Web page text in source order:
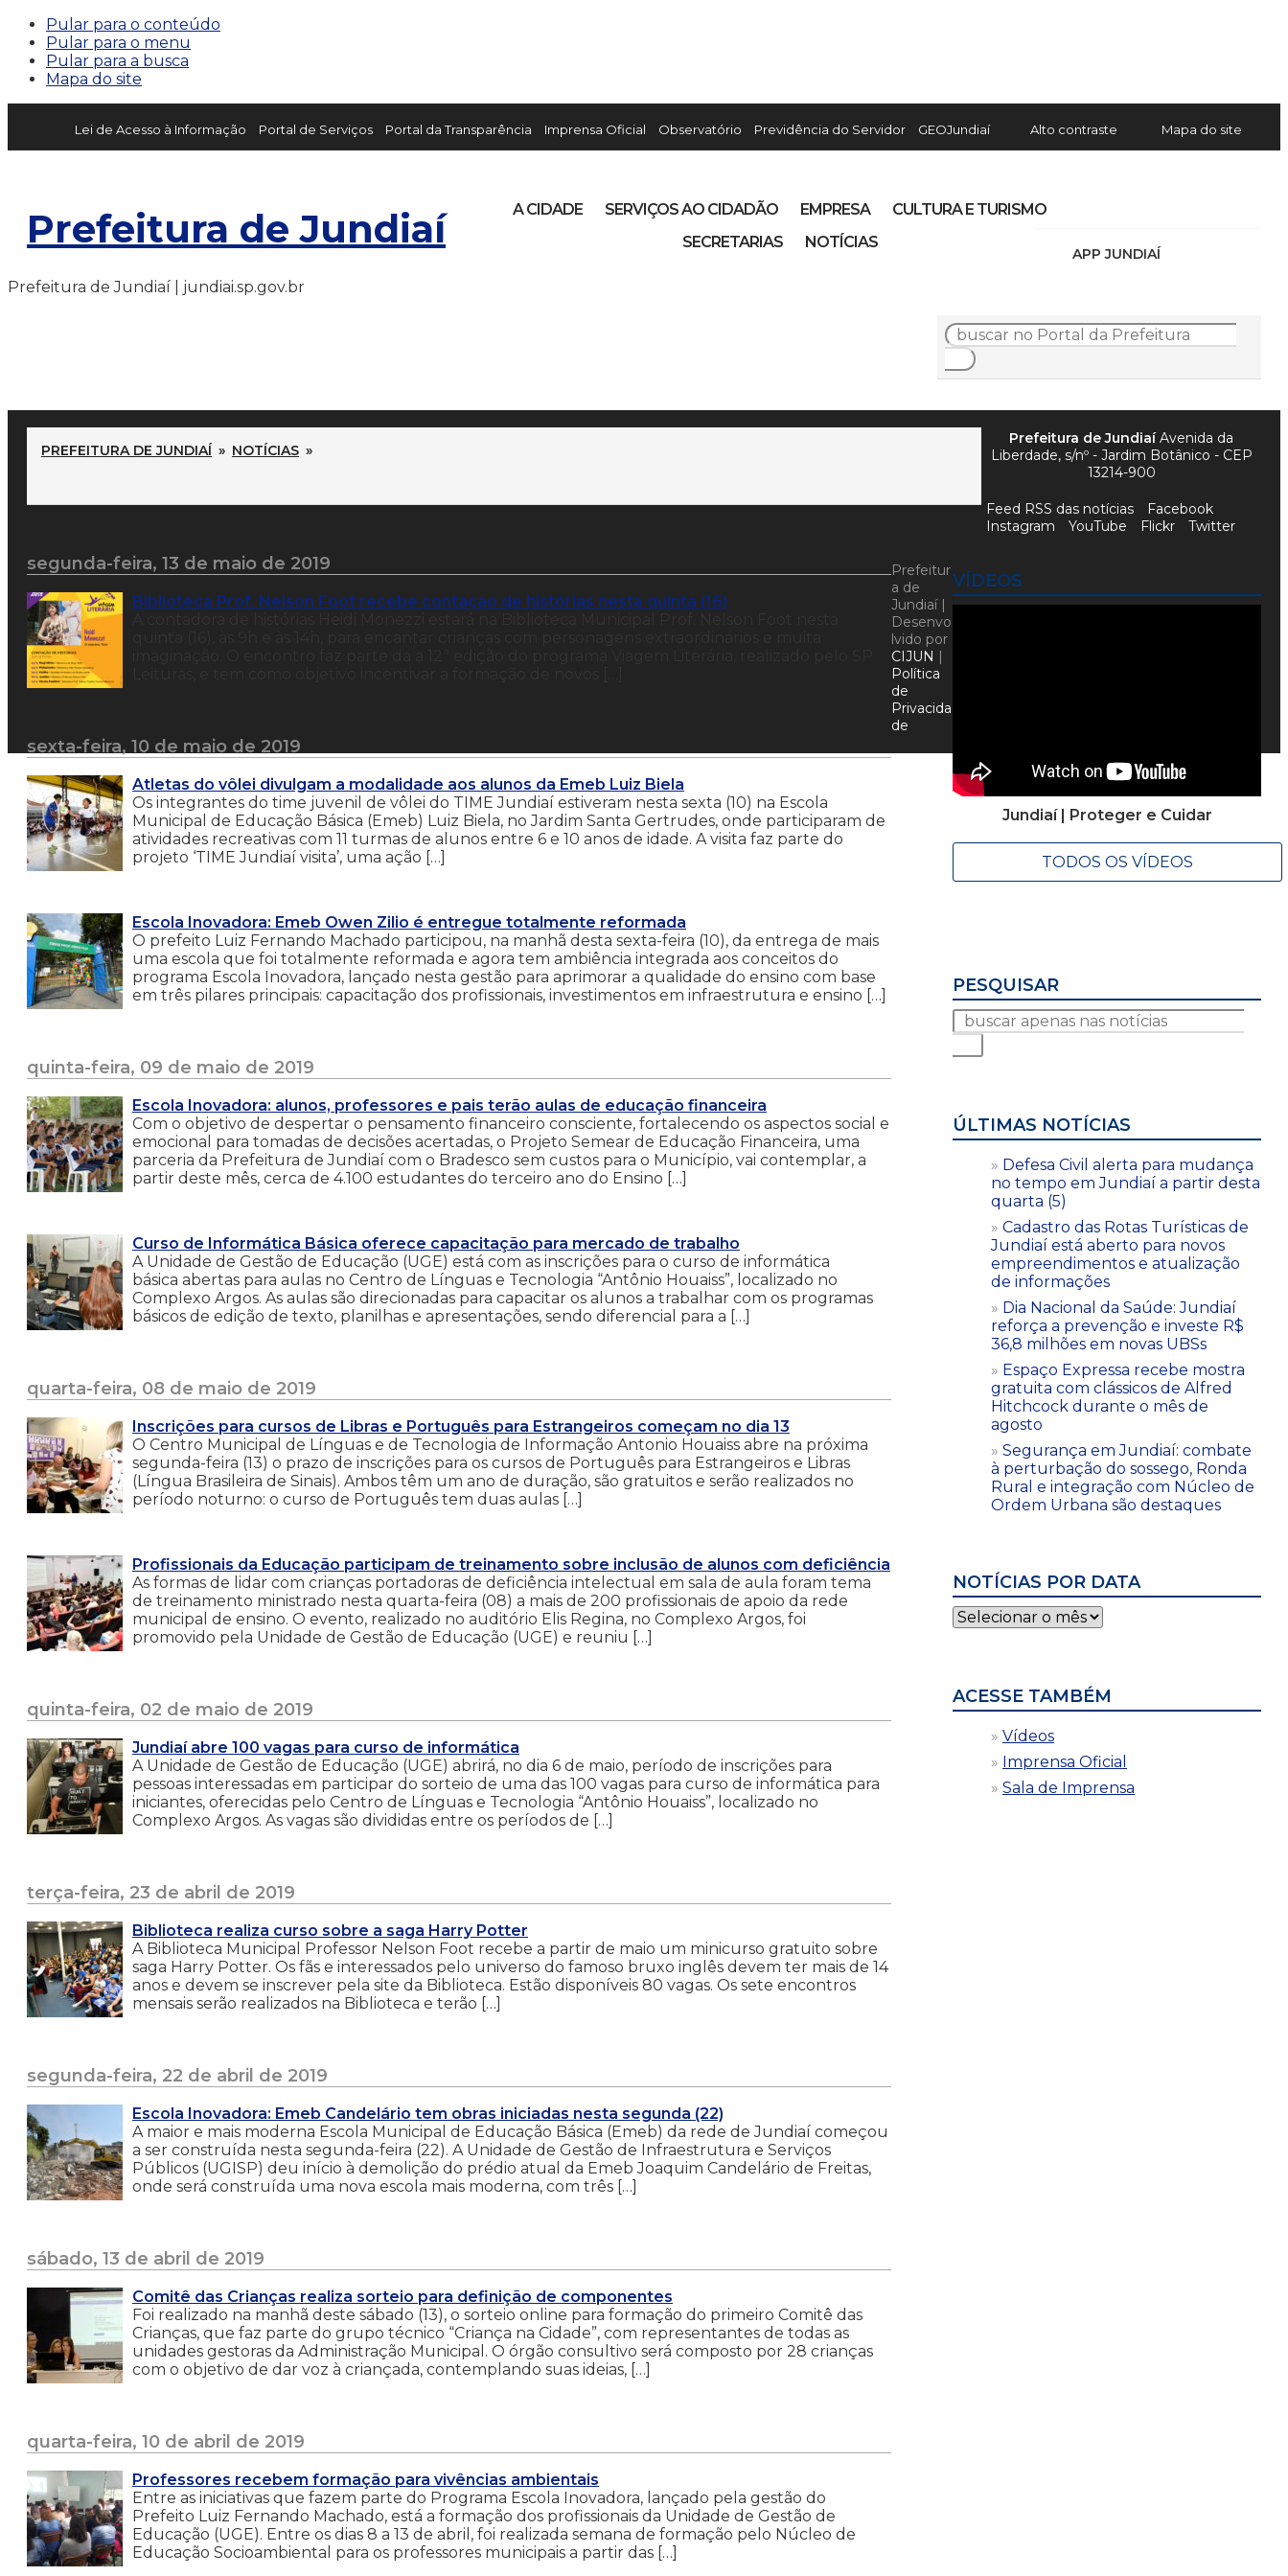
Pular para o conteúdo
Pular para o menu
Pular para a busca
Mapa do site
Lei de Acesso à Informação Portal de Serviços Portal da Transparência Imprensa Oficial Observatório Previdência do Servidor GEOJundiaí Alto contraste Mapa do site
Prefeitura de Jundiaí
APP JUNDIAÍ
A CIDADE SERVIÇOS AO CIDADÃO EMPRESA
CULTURA E TURISMO
SECRETARIAS
NOTÍCIAS
Prefeitura de Jundiaí | jundiai.sp.gov.br
PREFEITURA DE JUNDIAÍ » NOTÍCIAS »
segunda-feira, 13 de maio de 2019
Biblioteca Prof. Nelson Foot recebe contação de histórias nesta quinta (16)
sexta-feira, 10 de maio de 2019
Atletas do vôlei divulgam a modalidade aos alunos da Emeb Luiz Biela
Os integrantes do time juvenil de vôlei do TIME Jundiaí estiveram nesta sexta (10) na Escola
Municipal de Educação Básica (Emeb) Luiz Biela, no Jardim Santa Gertrudes, onde participaram de
atividades recreativas com 11 turmas de alunos entre 6 e 10 anos de idade. A visita faz parte do
projeto ‘TIME Jundiaí visita’, uma ação […]
Escola Inovadora: Emeb Owen Zilio é entregue totalmente reformada
O prefeito Luiz Fernando Machado participou, na manhã desta sexta-feira (10), da entrega de mais
uma escola que foi totalmente reformada e agora tem ambiência integrada aos conceitos do
programa Escola Inovadora, lançado nesta gestão para aprimorar a qualidade do ensino com base
em três pilares principais: capacitação dos profissionais, investimentos em infraestrutura e ensino […]
quinta-feira, 09 de maio de 2019
Escola Inovadora: alunos, professores e pais terão aulas de educação financeira
Com o objetivo de despertar o pensamento financeiro consciente, fortalecendo os aspectos social e
emocional para tomadas de decisões acertadas, o Projeto Semear de Educação Financeira, uma
parceria da Prefeitura de Jundiaí com o Bradesco sem custos para o Município, vai contemplar, a
partir deste mês, cerca de 4.100 estudantes do terceiro ano do Ensino […]
Curso de Informática Básica oferece capacitação para mercado de trabalho
A Unidade de Gestão de Educação (UGE) está com as inscrições para o curso de informática
básica abertas para aulas no Centro de Línguas e Tecnologia “Antônio Houaiss”, localizado no
Complexo Argos. As aulas são direcionadas para capacitar os alunos a trabalhar com os programas
básicos de edição de texto, planilhas e apresentações, sendo diferencial para a […]
quarta-feira, 08 de maio de 2019
Inscrições para cursos de Libras e Português para Estrangeiros começam no dia 13
O Centro Municipal de Línguas e de Tecnologia de Informação Antonio Houaiss abre na próxima
segunda-feira (13) o prazo de inscrições para os cursos de Português para Estrangeiros e Libras
(Língua Brasileira de Sinais). Ambos têm um ano de duração, são gratuitos e serão realizados no
período noturno: o curso de Português tem duas aulas […]
Profissionais da Educação participam de treinamento sobre inclusão de alunos com deficiência
As formas de lidar com crianças portadoras de deficiência intelectual em sala de aula foram tema
de treinamento ministrado nesta quarta-feira (08) a mais de 200 profissionais de apoio da rede
municipal de ensino. O evento, realizado no auditório Elis Regina, no Complexo Argos, foi
promovido pela Unidade de Gestão de Educação (UGE) e reuniu […]
quinta-feira, 02 de maio de 2019
Jundiaí abre 100 vagas para curso de informática
A Unidade de Gestão de Educação (UGE) abrirá, no dia 6 de maio, período de inscrições para
pessoas interessadas em participar do sorteio de uma das 100 vagas para curso de informática para
iniciantes, oferecidas pelo Centro de Línguas e Tecnologia “Antônio Houaiss”, localizado no
Complexo Argos. As vagas são divididas entre os períodos de […]
terça-feira, 23 de abril de 2019
Biblioteca realiza curso sobre a saga Harry Potter
A Biblioteca Municipal Professor Nelson Foot recebe a partir de maio um minicurso gratuito sobre
saga Harry Potter. Os fãs e interessados pelo universo do famoso bruxo inglês devem ter mais de 14
anos e devem se inscrever pela site da Biblioteca. Estão disponíveis 80 vagas. Os sete encontros
mensais serão realizados na Biblioteca e terão […]
segunda-feira, 22 de abril de 2019
Escola Inovadora: Emeb Candelário tem obras iniciadas nesta segunda (22)
A maior e mais moderna Escola Municipal de Educação Básica (Emeb) da rede de Jundiaí começou
a ser construída nesta segunda-feira (22). A Unidade de Gestão de Infraestrutura e Serviços
Públicos (UGISP) deu início à demolição do prédio atual da Emeb Joaquim Candelário de Freitas,
onde será construída uma nova escola mais moderna, com três […]
sábado, 13 de abril de 2019
Comitê das Crianças realiza sorteio para definição de componentes
Foi realizado na manhã deste sábado (13), o sorteio online para formação do primeiro Comitê das
Crianças, que faz parte do grupo técnico “Criança na Cidade”, com representantes de todas as
unidades gestoras da Administração Municipal. O órgão consultivo será composto por 28 crianças
com o objetivo de dar voz à criançada, contemplando suas ideias, […]
quarta-feira, 10 de abril de 2019
Professores recebem formação para vivências ambientais
Entre as iniciativas que fazem parte do Programa Escola Inovadora, lançado pela gestão do
Prefeito Luiz Fernando Machado, está a formação dos profissionais da Unidade de Gestão de
Educação (UGE). Entre os dias 8 a 13 de abril, foi realizada semana de formação pelo Núcleo de
Educação Socioambiental para os professores municipais a partir das […]
VÍDEOS
Jundiaí | Proteger e Cuidar
TODOS OS VÍDEOS
PESQUISAR
ÚLTIMAS NOTÍCIAS
Defesa Civil alerta para mudança
no tempo em Jundiaí a partir desta
quarta (5)
Cadastro das Rotas Turísticas de
Jundiaí está aberto para novos
empreendimentos e atualização
de informações
Dia Nacional da Saúde: Jundiaí
reforça a prevenção e investe R$
36,8 milhões em novas UBSs
Espaço Expressa recebe mostra
gratuita com clássicos de Alfred
Hitchcock durante o mês de
agosto
Segurança em Jundiaí: combate
à perturbação do sossego, Ronda
Rural e integração com Núcleo de
Ordem Urbana são destaques
NOTÍCIAS POR DATA
Notícias
por
ACESSE TAMBÉM
Vídeos
Imprensa Oficial
Sala de Imprensa
Prefeitura de JundiaíAvenida da
Liberdade, s/nº - Jardim Botânico - CEP
13214-900
Feed RSS das notícias
Facebook
Instagram
YouTube Flickr Twitter
Prefeitur
a de
Jundiaí |
Desenvo
lvido por
CIJUN |
Política
de
Privacida
de